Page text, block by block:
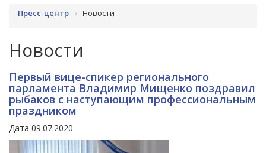
Пресс-центр Новости
Новости
Первый вице-спикер регионального
парламента Владимир Мищенко поздравил
рыбаков с наступающим профессиональным
праздником
Дата 09.07.2020